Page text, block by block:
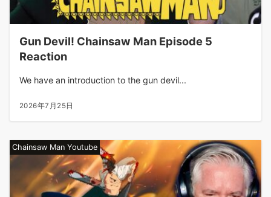
Gun Devil! Chainsaw Man Episode 5
Reaction
We have an introduction to the gun devil...
2026年7月25日
Chainsaw Man Youtube